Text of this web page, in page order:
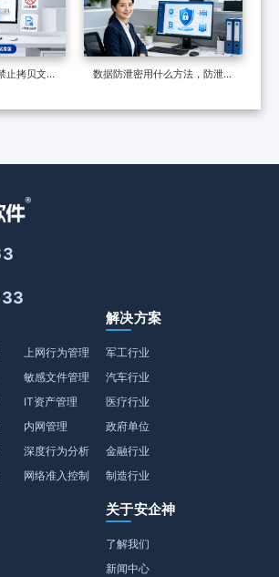
止拷贝文件
数据防泄密用什么方法，防泄密
五大功能
上网行为管理
敏感文件管理
IT资产管理
内网管理
深度行为分析
网络准入控制
解决方案
军工行业
汽车行业
医疗行业
政府单位
金融行业
制造行业
关于安企神
了解我们
新闻中心